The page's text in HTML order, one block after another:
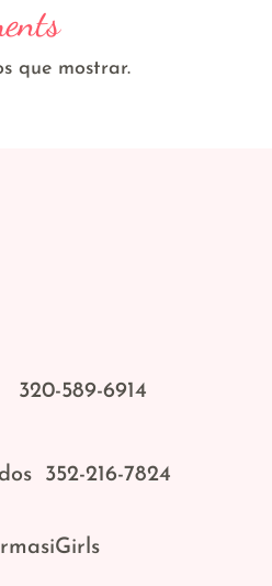
que mostrar.
320-589-6914
352-216-7824